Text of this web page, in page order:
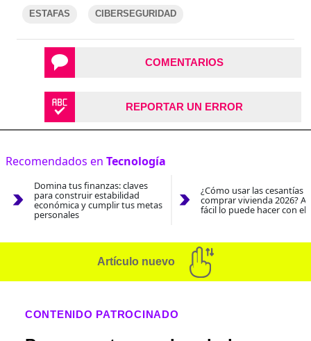
ESTAFAS CIBERSEGURIDAD
COMENTARIOS
REPORTAR UN ERROR
Recomendados en Tecnología
Domina tus finanzas: claves
para construir estabilidad
económica y cumplir tus metas
personales
¿Cómo usar las cesantías
comprar vivienda 2026?
fácil lo puede hacer con el
Artículo nuevo
CONTENIDO PATROCINADO